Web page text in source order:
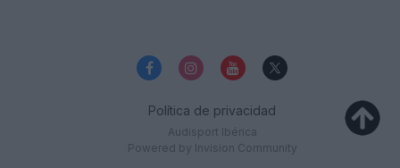
Política de privacidad
Audisport Ibérica
Powered by Invision Community